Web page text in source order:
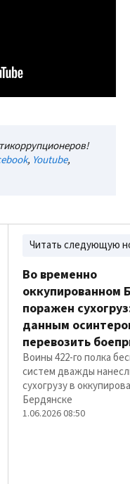
, Youtube,
Читать следующую
Во временно
оккупированном
поражен
данным
перевозить
Воины 422-го полка
систем дважды
сухогрузу в
Бердянске
1.06.2026 08:50